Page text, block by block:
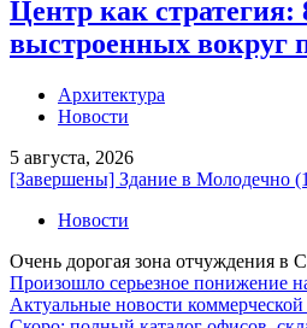
Центр как стратегия:
выстроенных вокруг
Архитектура
Новости
5 августа, 2026
[Завершены] Здание в Молодечно
Новости
Очень дорогая зона отчуждения в
Произошло серьезное понижение
Актуальные новости